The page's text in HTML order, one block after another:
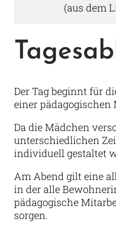
(aus dem
Der Tag beginnt für
einer
Da die Mädchen
unterschiedlichen
individuell gestaltet
Am Abend gilt eine
in der alle
pädagogische
sorgen.